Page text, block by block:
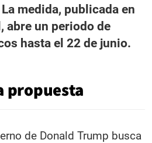
medida, publicada en
abre un periodo de
hasta el 22 de junio.
propuesta
de Donald Trump busca